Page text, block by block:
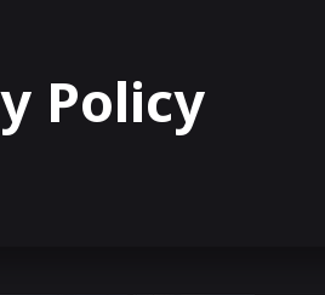
Policy